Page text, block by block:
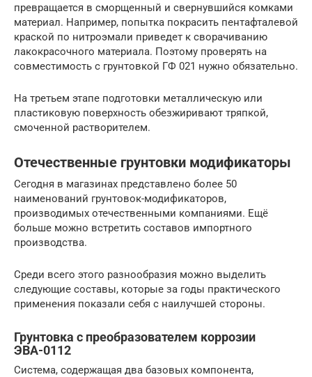
превращается в сморщенный и свернувшийся комками
материал. Например, попытка покрасить пентафталевой
краской по нитроэмали приведет к сворачиванию
лакокрасочного материала. Поэтому проверять на
совместимость с грунтовкой ГФ 021 нужно обязательно.
На третьем этапе подготовки металлическую или
пластиковую поверхность обезжиривают тряпкой,
смоченной растворителем.
Отечественные грунтовки модификаторы
Сегодня в магазинах представлено более 50
наименований грунтовок-модификаторов,
производимых отечественными компаниями. Ещё
больше можно встретить составов импортного
производства.
Среди всего этого разнообразия можно выделить
следующие составы, которые за годы практического
применения показали себя с наилучшей стороны.
Грунтовка с преобразователем коррозии
ЭВА-0112
Система, содержащая два базовых компонента,